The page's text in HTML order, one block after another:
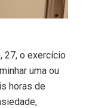
27, o exercício
uma ou
horas de